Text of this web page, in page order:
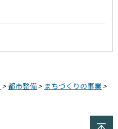
>都市整備> まちづくりの事業>